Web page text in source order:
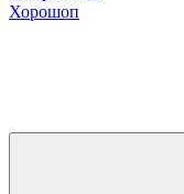
Хорошоп